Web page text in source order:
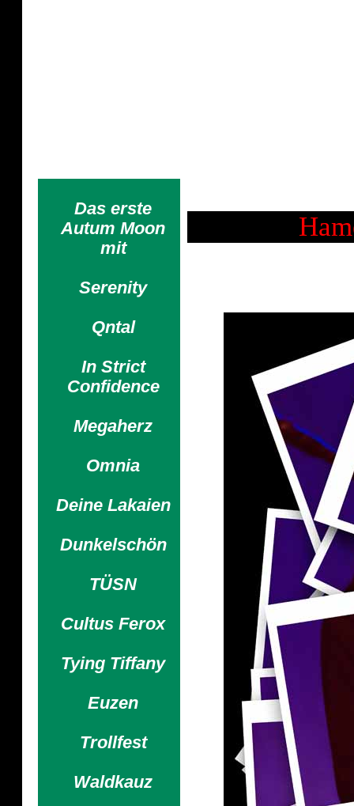
Das erste
Autum Moon
mit
Serenity
Qntal
In Strict
Confidence
Megaherz
Omnia
Deine Lakaien
Dunkelschön
TÜSN
Cultus Ferox
Tying Tiffany
Euzen
Trollfest
Waldkauz